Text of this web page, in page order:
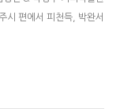
시 편에서 피천득, 박완서